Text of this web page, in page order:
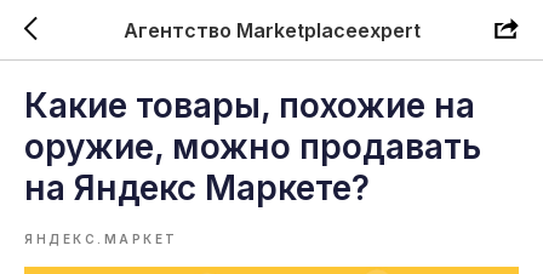
Агентство Marketplaceexpert
Какие товары, похожие на
оружие, можно продавать
на Яндекс Маркете?
ЯНДЕКС.МАРКЕТ